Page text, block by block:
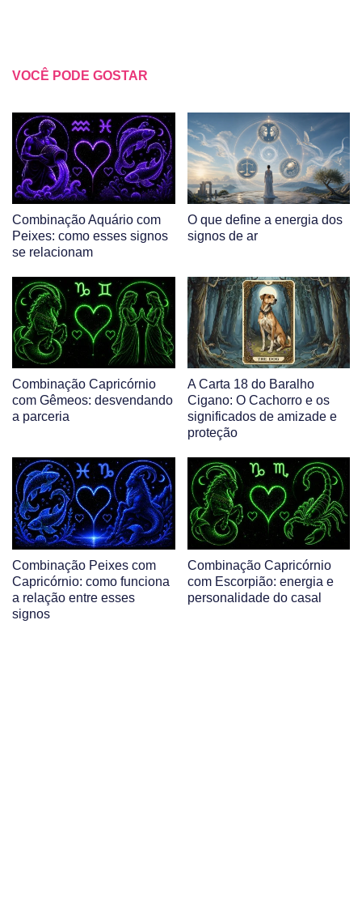
VOCÊ PODE GOSTAR
Combinação Aquário com
Peixes: como esses signos
se relacionam
O que define a energia dos
signos de ar
Combinação Capricórnio
com Gêmeos: desvendando
a parceria
A Carta 18 do Baralho
Cigano: O Cachorro e os
significados de amizade e
proteção
Combinação Peixes com
Capricórnio: como funciona
a relação entre esses
signos
Combinação Capricórnio
com Escorpião: energia e
personalidade do casal